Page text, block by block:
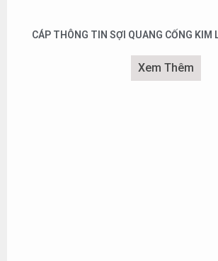
CÁP THÔNG TIN SỢI QUANG CỐNG KIM
Xem Thêm